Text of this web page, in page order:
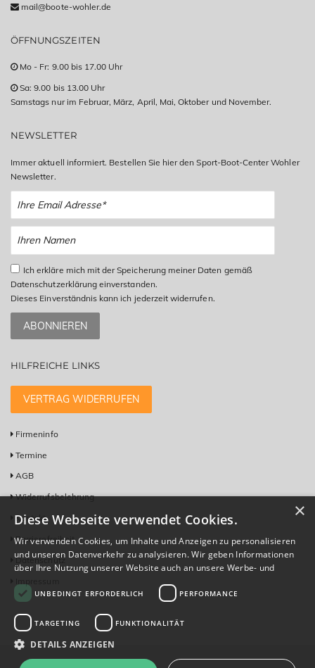
mail@boote-wohler.de
ÖFFNUNGSZEITEN
Mo - Fr: 9.00 bis 17.00 Uhr
Sa: 9.00 bis 13.00 Uhr
Samstags nur im Februar, März, April, Mai, Oktober und November.
NEWSLETTER
Immer aktuell informiert. Bestellen Sie hier den Sport-Boot-Center Wohler
Newsletter.
Ich erkläre mich mit der Speicherung meiner Daten gemäß
Datenschutzerklärung einverstanden.
Dieses Einverständnis kann ich jederzeit widerrufen.
ABONNIEREN
HILFREICHE LINKS
VERTRAG WIDERRUFEN
Firmeninfo
Termine
AGB
Widerrufsbelehrung
Kontakt
Barrierefreiheit
Datenschutz
×
Diese Webseite verwendet Cookies.
Wir verwenden Cookies, um Inhalte und Anzeigen zu personalisieren
und unseren Datenverkehr zu analysieren. Wir geben Informationen
über Ihre Nutzung unserer Website auch an unsere Werbe- und
Informationen kombinieren, die Sie ihnen bereitgestellt haben oder
Datenschutzrichtlinie
UNBEDINGT ERFORDERLICH PERFORMANCE
TARGETING FUNKTIONALITÄT
DETAILS ANZEIGEN